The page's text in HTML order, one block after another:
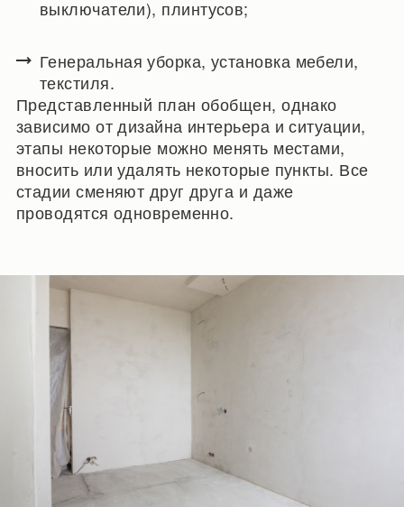
выключатели), плинтусов;
Генеральная уборка, установка мебели,
текстиля.
Представленный план обобщен, однако
зависимо от дизайна интерьера и ситуации,
этапы некоторые можно менять местами,
вносить или удалять некоторые пункты. Все
стадии сменяют друг друга и даже
проводятся одновременно.